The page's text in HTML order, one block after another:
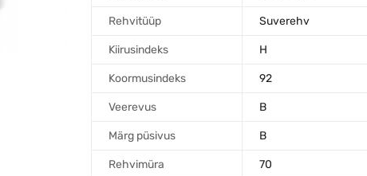
Rehvitüüp Suverehv
Kiirusindeks H
Koormusindeks 92
Veerevus B
Märg püsivus B
Rehvimüra 70